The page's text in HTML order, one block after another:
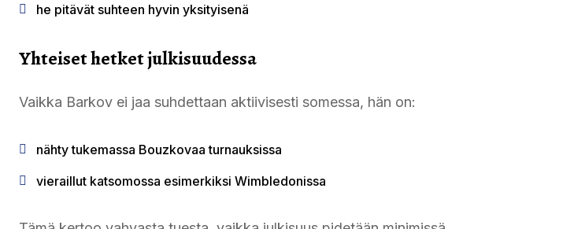
he pitävät suhteen hyvin yksityisenä
Yhteiset hetket julkisuudessa
Vaikka Barkov ei jaa suhdettaan aktiivisesti somessa, hän on:
nähty tukemassa Bouzkovaa turnauksissa
vieraillut katsomossa esimerkiksi Wimbledonissa